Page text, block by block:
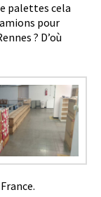
palettes cela
pour
? D’où